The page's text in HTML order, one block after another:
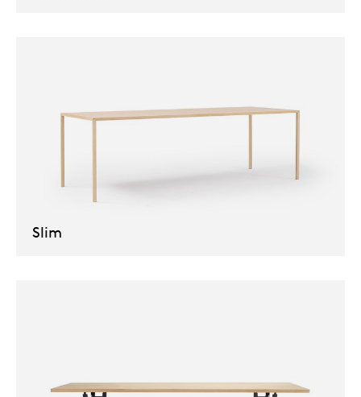
Slim